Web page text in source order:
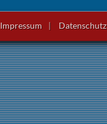
Impressum Datenschutz